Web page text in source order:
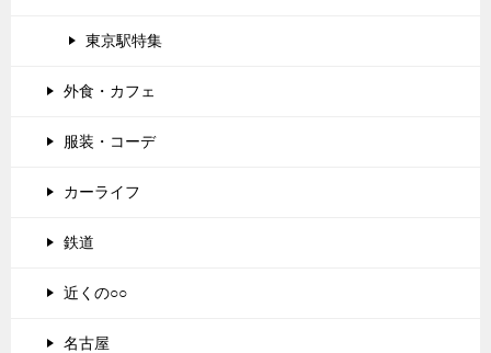
東京駅特集
外食・カフェ
服装・コーデ
カーライフ
鉄道
近くの○○
名古屋